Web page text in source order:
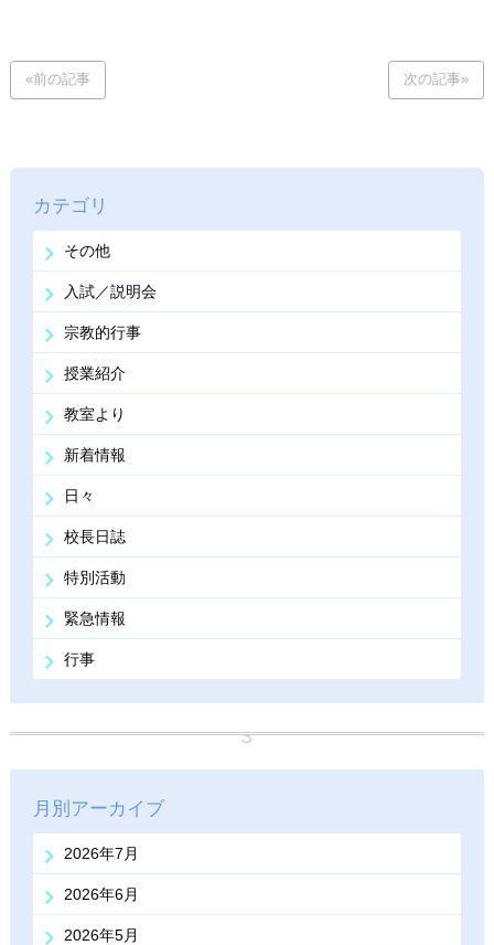
«前の記事 次の記事»
カテゴリ
その他
入試／説明会
宗教的行事
授業紹介
教室より
新着情報
日々
校長日誌
特別活動
緊急情報
行事
月別アーカイブ
2026年7月
2026年6月
2026年5月